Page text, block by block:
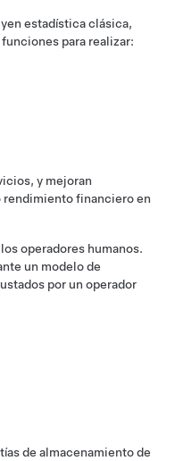
estadística clásica,
para realizar:
y mejoran
rendimiento financiero en
operadores humanos.
un modelo de
por un operador
de almacenamiento de